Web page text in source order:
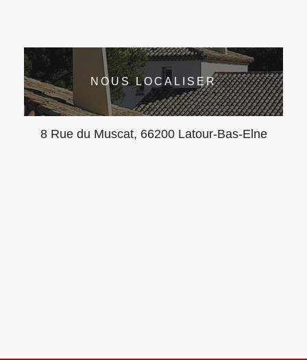
NOUS LOCALISER
8 Rue du Muscat, 66200 Latour-Bas-Elne